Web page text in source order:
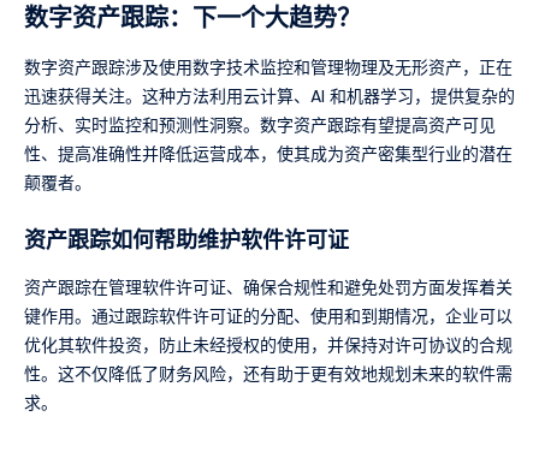
数字资产跟踪：下一个大趋势？
数字资产跟踪涉及使用数字技术监控和管理物理及无形资产，正在
迅速获得关注。这种方法利用云计算、AI 和机器学习，提供复杂的
分析、实时监控和预测性洞察。数字资产跟踪有望提高资产可见
性、提高准确性并降低运营成本，使其成为资产密集型行业的潜在
颠覆者。
资产跟踪如何帮助维护软件许可证
资产跟踪在管理软件许可证、确保合规性和避免处罚方面发挥着关
键作用。通过跟踪软件许可证的分配、使用和到期情况，企业可以
优化其软件投资，防止未经授权的使用，并保持对许可协议的合规
性。这不仅降低了财务风险，还有助于更有效地规划未来的软件需
求。